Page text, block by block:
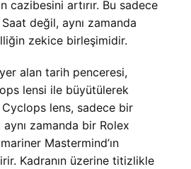
cazibesini artırır. Bu sadece
değil, aynı zamanda
zekice birleşimidir.
alan tarih penceresi,
lensi ile büyütülerek
Cyclops lens, sadece bir
zamanda bir Rolex
Mastermind’ın
Kadranın üzerine titizlikle